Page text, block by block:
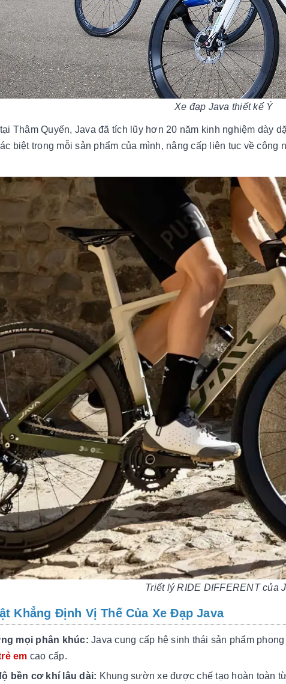
Xe đạp Java thiết kế Ý
Thâm Quyến, Java đã tích lũy hơn 20 năm kinh nghiệm dày
biệt trong mỗi sản phẩm của mình, nâng cấp liên tục về
Triết lý RIDE DIFFERENT của
Khẳng Định Vị Thế Của Xe Đạp Java
mọi phân khúc: Java cung cấp hệ sinh thái sản phẩm
em cao cấp.
bền cơ khí lâu dài: Khung sườn xe được chế tạo hoàn toàn